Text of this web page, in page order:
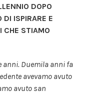
DOPO
DI ISPIRARE E
CHE STIAMO
anni. Duemila anni fa
avevamo avuto
avuto san